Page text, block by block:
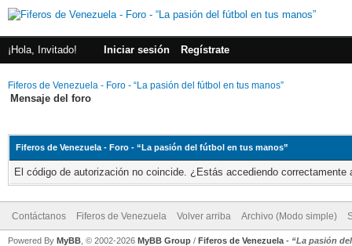
¡Hola, Invitado! Iniciar sesión Regístrate
Fiferos de Venezuela - Foro - “La pasión del fútbol en tus manos”
Mensaje del foro
Fiferos de Venezuela - Foro - “La pasión del fútbol en tus manos”
El código de autorización no coincide. ¿Estás accediendo
Contáctanos Fiferos de Venezuela Volver arriba Archivo (Modo simple)
Powered By MyBB , © 2002-2026 MyBB Group / Fiferos de Venezuela - “La pasión